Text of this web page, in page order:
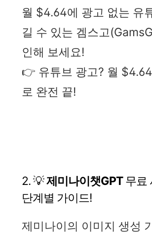
월 $4.64에 광고 없는 유
길 수 있는 겜스고
인해 보세요!
👉 유튜브 광고? 월
로 완전 끝!
2. 💡제미나이챗GPT무료
단계별 가이드!
제미나이의 이미지 생성